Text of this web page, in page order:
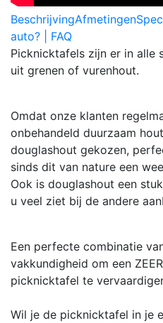
BeschrijvingAfmetingen
auto? | FAQ
Picknicktafels zijn er in alle
uit grenen of vurenhout.
Omdat onze klanten
onbehandeld duurzaam
douglashout gekozen,
sinds dit van nature een
Ook is douglashout een
u veel ziet bij de andere
Een perfecte combinatie
vakkundigheid om een
picknicktafel te
Wil je de picknicktafel in je